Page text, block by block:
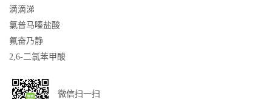
滴滴涕
氯普马嗪盐酸
氟奋乃静
2,6-二氯苯甲酸
微信扫一扫